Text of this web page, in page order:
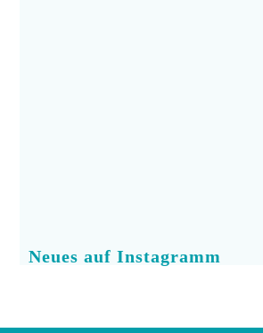
Neues auf Instagramm